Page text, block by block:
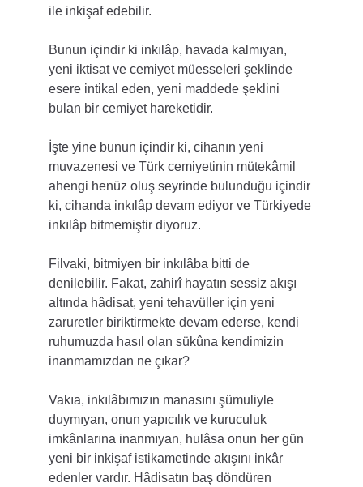
ile inkişaf edebilir.
Bunun içindir ki inkılâp, havada kalmıyan,
yeni iktisat ve cemiyet müesseleri şeklinde
esere intikal eden, yeni maddede şeklini
bulan bir cemiyet hareketidir.
İşte yine bunun içindir ki, cihanın yeni
muvazenesi ve Türk cemiyetinin mütekâmil
ahengi henüz oluş seyrinde bulunduğu içindir
ki, cihanda inkılâp devam ediyor ve Türkiyede
inkılâp bitmemiştir diyoruz.
Filvaki, bitmiyen bir inkılâba bitti de
denilebilir. Fakat, zahirî hayatın sessiz akışı
altında hâdisat, yeni tehavüller için yeni
zaruretler biriktirmekte devam ederse, kendi
ruhumuzda hasıl olan sükûna kendimizin
inanmamızdan ne çıkar?
Vakıa, inkılâbımızın manasını şümuliyle
duymıyan, onun yapıcılık ve kuruculuk
imkânlarına inanmıyan, hulâsa onun her gün
yeni bir inkişaf istikametinde akışını inkâr
edenler vardır. Hâdisatın baş döndüren